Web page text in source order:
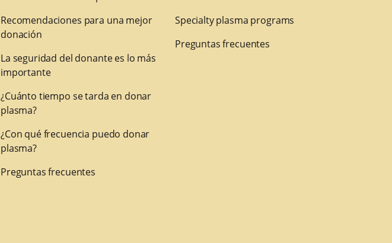
Recomendaciones para una mejor
donación
La seguridad del donante es lo más
importante
¿Cuánto tiempo se tarda en donar
plasma?
¿Con qué frecuencia puedo donar
plasma?
Preguntas frecuentes
Specialty plasma programs
Preguntas frecuentes